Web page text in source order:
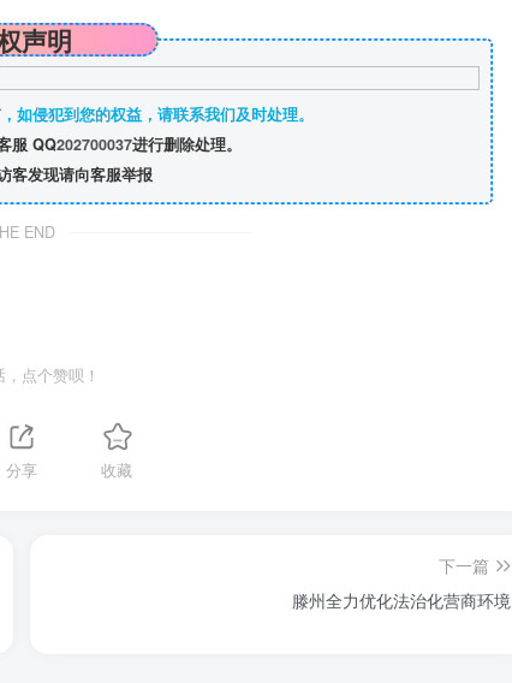
声明
如侵犯到您的权益，请联系我们及时处理。
服 QQ202700037进行删除处理。
客发现请向客服举报
END
点个赞呗！
分享 收藏
下一篇
滕州全力优化法治化营商环境